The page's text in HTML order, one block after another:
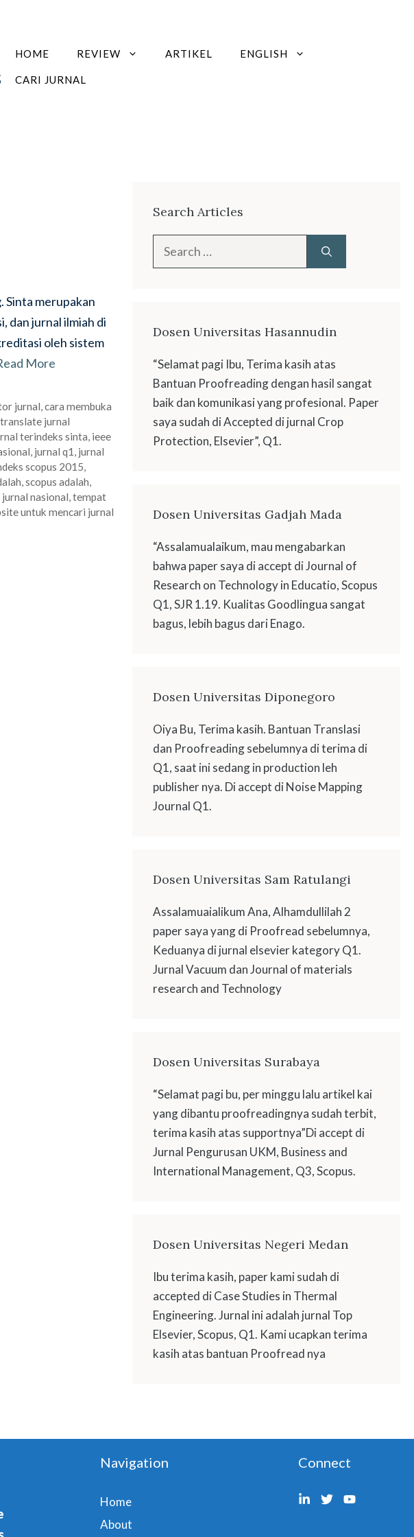
HOME REVIEW ARTIKEL ENGLISH
CARI JURNAL
Sinta merupakan
dan jurnal ilmiah di
oleh sistem
More
jurnal,cara membuka
jurnal
terindeks sinta, ieee
, jurnal q1, jurnal
scopus 2015,
,scopus adalah,
nasional,tempat
untuk mencari jurnal
Search Articles
Dosen Universitas Hasannudin
“Selamat pagi Ibu, Terima kasih atas
Bantuan Proofreading dengan hasil sangat
baik dan komunikasi yang profesional. Paper
saya sudah di Accepted di jurnal Crop
Protection, Elsevier”, Q1.
Dosen Universitas Gadjah Mada
“Assalamualaikum, mau mengabarkan
bahwa paper saya di accept di Journal of
Research on Technology in Educatio, Scopus
Q1, SJR 1.19. Kualitas Goodlingua sangat
bagus, lebih bagus dari Enago.
Dosen Universitas Diponegoro
Oiya Bu, Terima kasih. Bantuan Translasi
dan Proofreading sebelumnya di terima di
Q1, saat ini sedang in production leh
publisher nya. Di accept di Noise Mapping
Journal Q1.
Dosen Universitas Sam Ratulangi
Assalamuaialikum Ana, Alhamdullilah 2
paper saya yang di Proofread sebelumnya,
Keduanya di jurnal elsevier kategory Q1.
Jurnal Vacuum dan Journal of materials
research and Technology
Dosen Universitas Surabaya
“Selamat pagi bu, per minggu lalu artikel kai
yang dibantu proofreadingnya sudah terbit,
terima kasih atas supportnya”Di accept di
Jurnal Pengurusan UKM, Business and
International Management, Q3, Scopus.
Dosen Universitas Negeri Medan
Ibu terima kasih, paper kami sudah di
accepted di Case Studies in Thermal
Engineering. Jurnal ini adalah jurnal Top
Elsevier, Scopus, Q1. Kami ucapkan terima
kasih atas bantuan Proofread nya
Navigation
Home
About
Connect